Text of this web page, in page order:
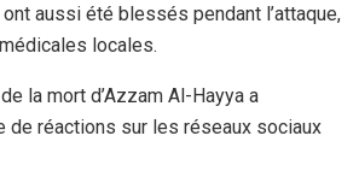
aussi été blessés pendant l’attaque,
locales.
la mort d’Azzam Al-Hayya a
de réactions sur les réseaux sociaux